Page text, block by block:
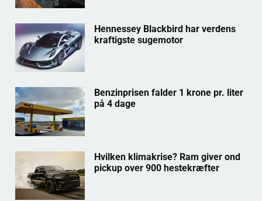
Hennessey Blackbird har verdens
kraftigste sugemotor
Benzinprisen falder 1 krone pr. liter
på 4 dage
Hvilken klimakrise? Ram giver ond
pickup over 900 hestekræfter